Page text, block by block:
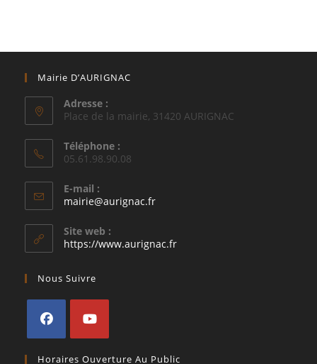
Mairie D’AURIGNAC
Adresse :
Place de la mairie, 31420 AURIGNAC
Téléphone :
05.61.98.90.08
E-mail :
mairie@aurignac.frS’ouvre
application
Site web :
https://www.aurignac.fr
Nous Suivre
Horaires Ouverture Au Public